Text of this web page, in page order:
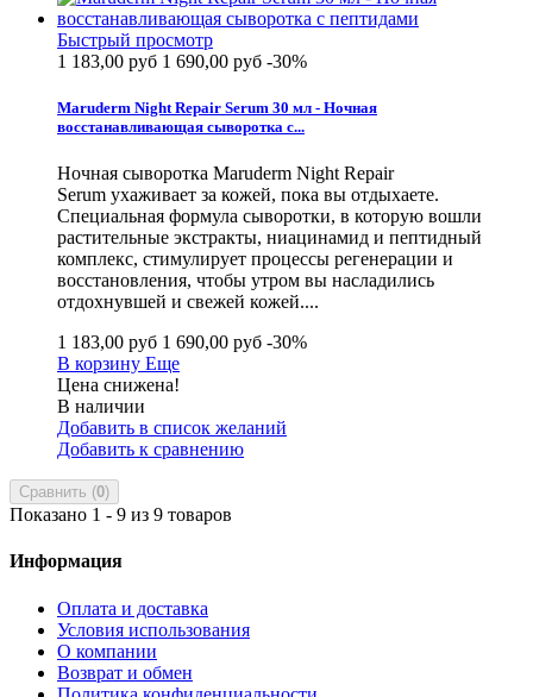
Быстрый просмотр
1 183,00 руб 1 690,00 руб -30%
Maruderm Night Repair Serum 30 мл - Ночная
восстанавливающая сыворотка с...
Ночная сыворотка Maruderm Night Repair
Serum ухаживает за кожей, пока вы отдыхаете.
Специальная формула сыворотки, в которую вошли
растительные экстракты, ниацинамид и пептидный
комплекс, стимулирует процессы регенерации и
восстановления, чтобы утром вы насладились
отдохнувшей и свежей кожей....
1 183,00 руб 1 690,00 руб -30%
В корзину Еще
Цена снижена!
В наличии
Добавить в список желаний
Добавить к сравнению
Сравнить (0)
Показано 1 - 9 из 9 товаров
Информация
Оплата и доставка
Условия использования
О компании
Возврат и обмен